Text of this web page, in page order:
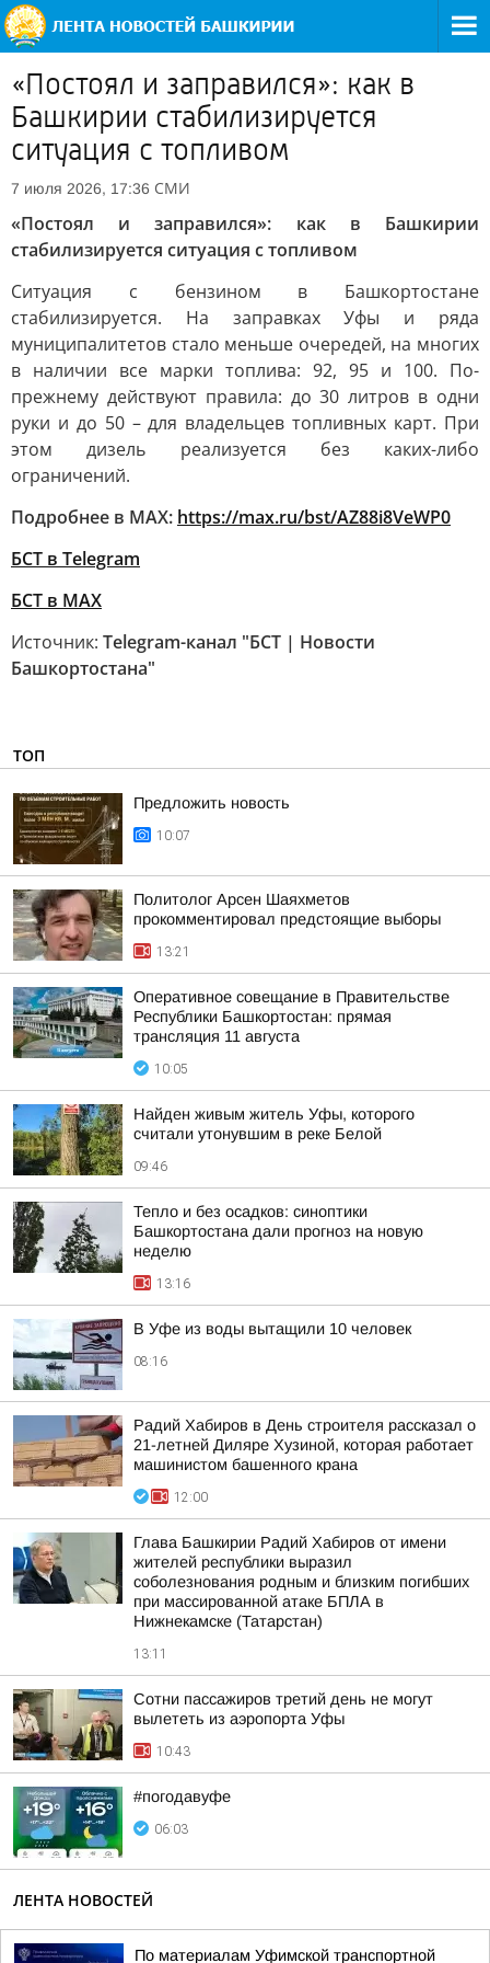
«Постоял и заправился»: как в
Башкирии стабилизируется
ситуация с топливом
7 июля 2026, 17:36 СМИ
«Постоял и заправился»: как в Башкирии
стабилизируется ситуация с топливом
Ситуация с бензином в Башкортостане
стабилизируется. На заправках Уфы и ряда
муниципалитетов стало меньше очередей, на многих
в наличии все марки топлива: 92, 95 и 100. По-
прежнему действуют правила: до 30 литров в одни
руки и до 50 – для владельцев топливных карт. При
этом дизель реализуется без каких-либо
ограничений.
Подробнее в MAX: https://max.ru/bst/AZ88i8VeWP0
БСТ в Telegram
БСТ в МАХ
Источник: Telegram-канал "БСТ | Новости
Башкортостана"
ТОП
Предложить новость
10:07
Политолог Арсен Шаяхметов
прокомментировал предстоящие выборы
13:21
Оперативное совещание в Правительстве
Республики Башкортостан: прямая
трансляция 11 августа
10:05
Найден живым житель Уфы, которого
считали утонувшим в реке Белой
09:46
Тепло и без осадков: синоптики
Башкортостана дали прогноз на новую
неделю
13:16
В Уфе из воды вытащили 10 человек
08:16
Радий Хабиров в День строителя рассказал о
21-летней Диляре Хузиной, которая работает
машинистом башенного крана
12:00
Глава Башкирии Радий Хабиров от имени
жителей республики выразил
соболезнования родным и близким погибших
при массированной атаке БПЛА в
Нижнекамске (Татарстан)
13:11
Сотни пассажиров третий день не могут
вылететь из аэропорта Уфы
10:43
#погодавуфе
06:03
ЛЕНТА НОВОСТЕЙ
По материалам Уфимской транспортной